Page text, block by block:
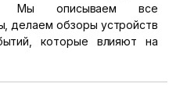
Мы описываем все
делаем обзоры устройств
которые влияют на